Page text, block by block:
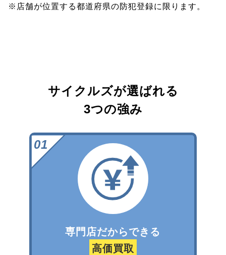
※店舗が位置する都道府県の防犯登録に限ります。
サイクルズが選ばれる
3つの強み
専門店だからできる
高価買取